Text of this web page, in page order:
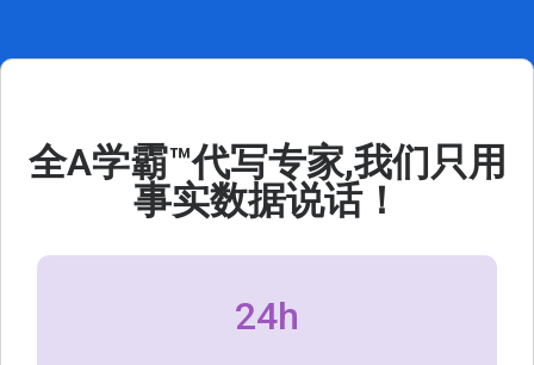
全A学霸™代写专家,我们只用
事实数据说话！
24h